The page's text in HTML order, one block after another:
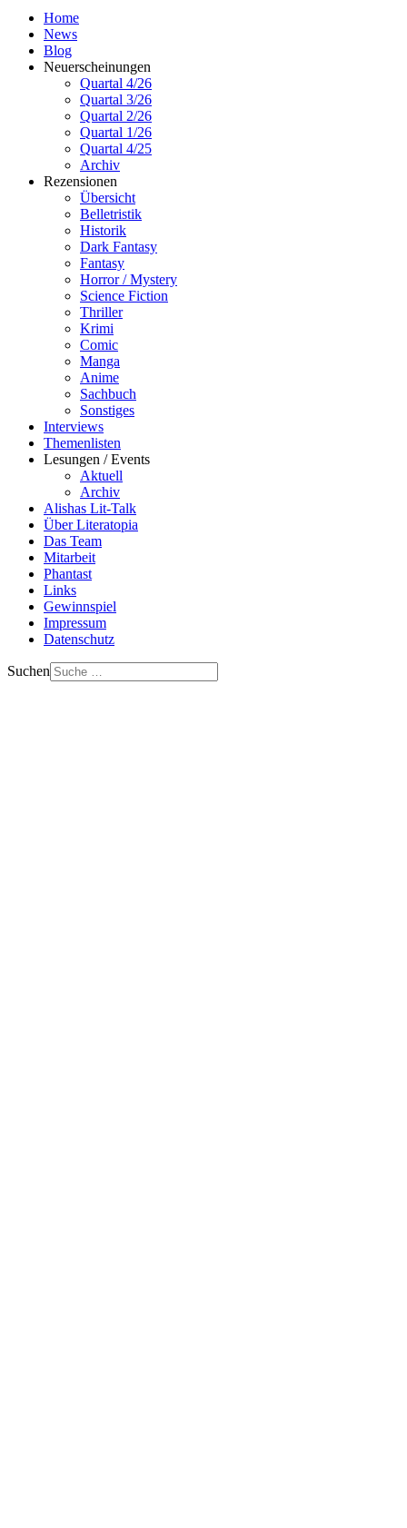
Home
News
Blog
Neuerscheinungen
Quartal 4/26
Quartal 3/26
Quartal 2/26
Quartal 1/26
Quartal 4/25
Archiv
Rezensionen
Übersicht
Belletristik
Historik
Dark Fantasy
Fantasy
Horror / Mystery
Science Fiction
Thriller
Krimi
Comic
Manga
Anime
Sachbuch
Sonstiges
Interviews
Themenlisten
Lesungen / Events
Aktuell
Archiv
Alishas Lit-Talk
Über Literatopia
Das Team
Mitarbeit
Phantast
Links
Gewinnspiel
Impressum
Datenschutz
Suchen